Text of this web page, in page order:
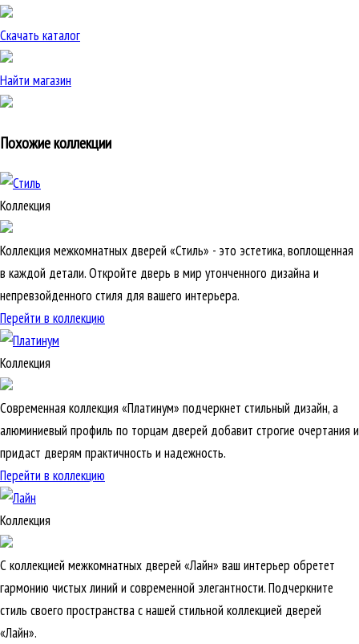
Скачать каталог
Найти магазин
Похожие коллекции
Коллекция
Коллекция межкомнатных дверей «Стиль» - это эстетика, воплощенная
в каждой детали. Откройте дверь в мир утонченного дизайна и
непревзойденного стиля для вашего интерьера.
Перейти в коллекцию
Коллекция
Современная коллекция «Платинум» подчеркнет стильный дизайн, а
алюминиевый профиль по торцам дверей добавит строгие очертания и
придаст дверям практичность и надежность.
Перейти в коллекцию
Коллекция
С коллекцией межкомнатных дверей «Лайн» ваш интерьер обретет
гармонию чистых линий и современной элегантности. Подчеркните
стиль своего пространства с нашей стильной коллекцией дверей
«Лайн».